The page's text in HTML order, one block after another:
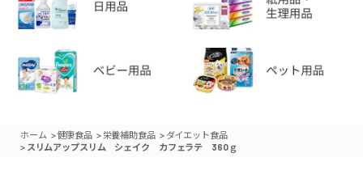
ホーム >健康食品 > 栄養補助食品 > ダイエット食品
> スリムアップスリム シェイク カフェラテ 360ｇ